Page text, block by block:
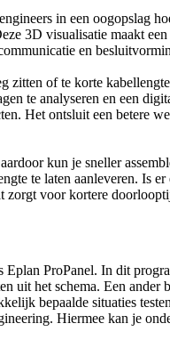
in een oogopslag
3D visualisatie maakt
en
of te korte
te analyseren en een
Het ontsluit een betere
kun je sneller
te laten aanleveren. Is
zorgt voor kortere
ProPanel. In dit
uit het schema. Een
bepaalde situaties
Hiermee kan je